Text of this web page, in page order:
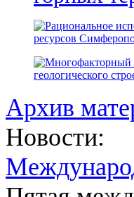
ресурсов
геологического
Архив
Новости: